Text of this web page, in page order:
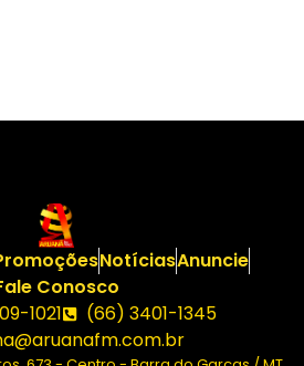
NotíciasAnuncie
Conosco
1021
(66) 3401-1345